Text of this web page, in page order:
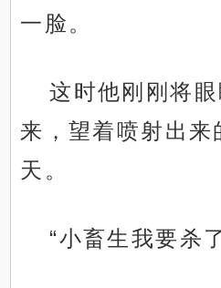
一脸。
这时他刚刚将
来，望着喷射出来
天。
“小畜生我要杀